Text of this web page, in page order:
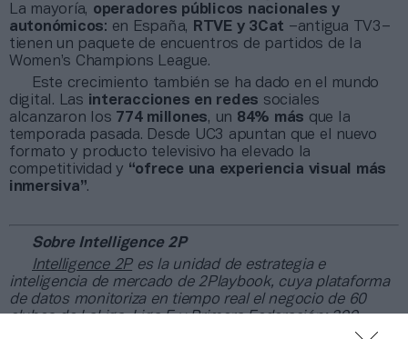
La mayoría, operadores públicos nacionales y
autonómicos: en España, RTVE y 3Cat –antigua TV3–
tienen un paquete de encuentros de partidos de la
Women’s Champions League.
Este crecimiento también se ha dado en el mundo
digital. Las interacciones en redes sociales
alcanzaron los 774 millones, un 84% más que la
temporada pasada. Desde UC3 apuntan que el nuevo
formato y producto televisivo ha elevado la
competitividad y “ofrece una experiencia visual más
inmersiva”.
Sobre Intelligence 2P
Intelligence 2Pes la unidad de estrategia e
inteligencia de mercado de 2Playbook, cuya plataforma
de datos monitoriza en tiempo real el negocio de 60
clubes de LaLiga, Liga F y Primera Federación; 200
clubes de ligas europeas; 22 clubes de ACB y Primera